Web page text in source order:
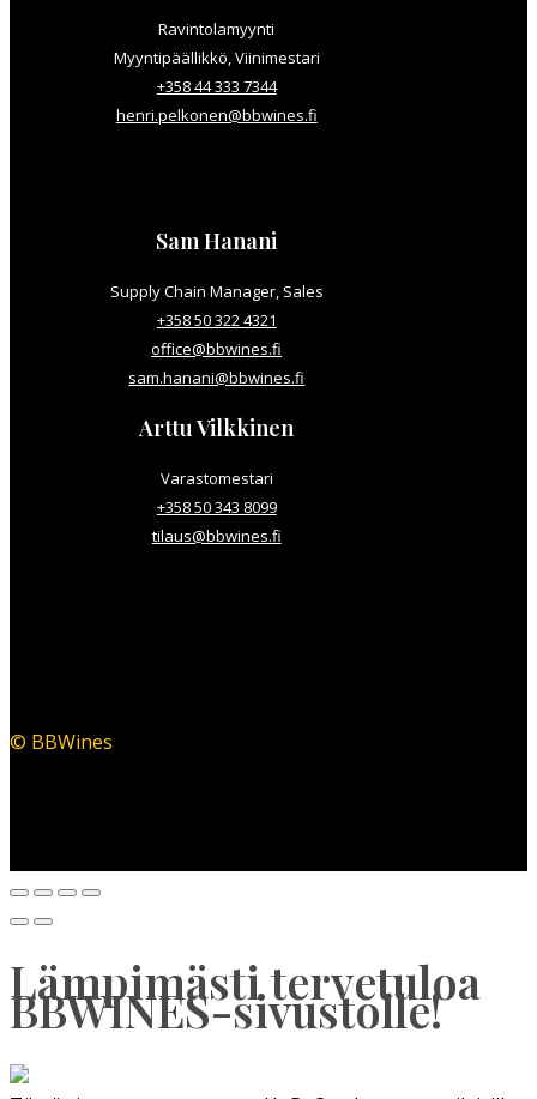
Ravintolamyynti
Myyntipäällikkö, Viinimestari
+358 44 333 7344
henri.pelkonen@bbwines.fi
Sam Hanani
Supply Chain Manager, Sales
+358 50 322 4321
office@bbwines.fi
sam.hanani@bbwines.fi
Arttu Vilkkinen
Varastomestari
+358 50 343 8099
tilaus@bbwines.fi
© BBWines
Lämpimästi tervetuloa
BBWINES-sivustolle!